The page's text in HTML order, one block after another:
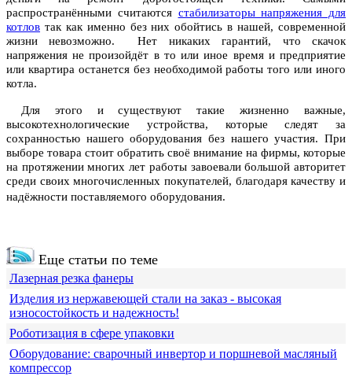
распространёнными считаются стабилизаторы напряжения для
котлов так как именно без них обойтись в нашей, современной
жизни невозможно. Нет никаких гарантий, что скачок
напряжения не произойдёт в то или иное время и предприятие
или квартира останется без необходимой работы того или иного
котла.
Для этого и существуют такие жизненно важные,
высокотехнологические устройства, которые следят за
сохранностью нашего оборудования без нашего участия. При
выборе товара стоит обратить своё внимание на фирмы, которые
на протяжении многих лет работы завоевали большой авторитет
среди своих многочисленных покупателей, благодаря качеству и
надёжности поставляемого оборудования.
Еще статьи по теме
Лазерная резка фанеры
Изделия из нержавеющей стали на заказ - высокая
износостойкость и надежность!
Роботизация в сфере упаковки
Оборудование: сварочный инвертор и поршневой масляный
компрессор